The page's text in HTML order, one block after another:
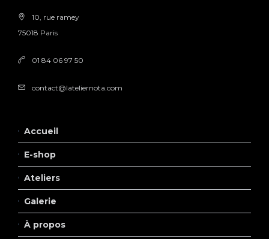
10, rue ramey
75018 Paris
01 84 06 97 50
contact@lateliernota.com
Accueil
E-shop
Ateliers
Galerie
À propos